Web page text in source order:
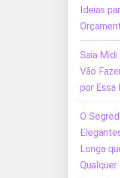
Ideias
Saia
Vão
por Essa
O
Longa